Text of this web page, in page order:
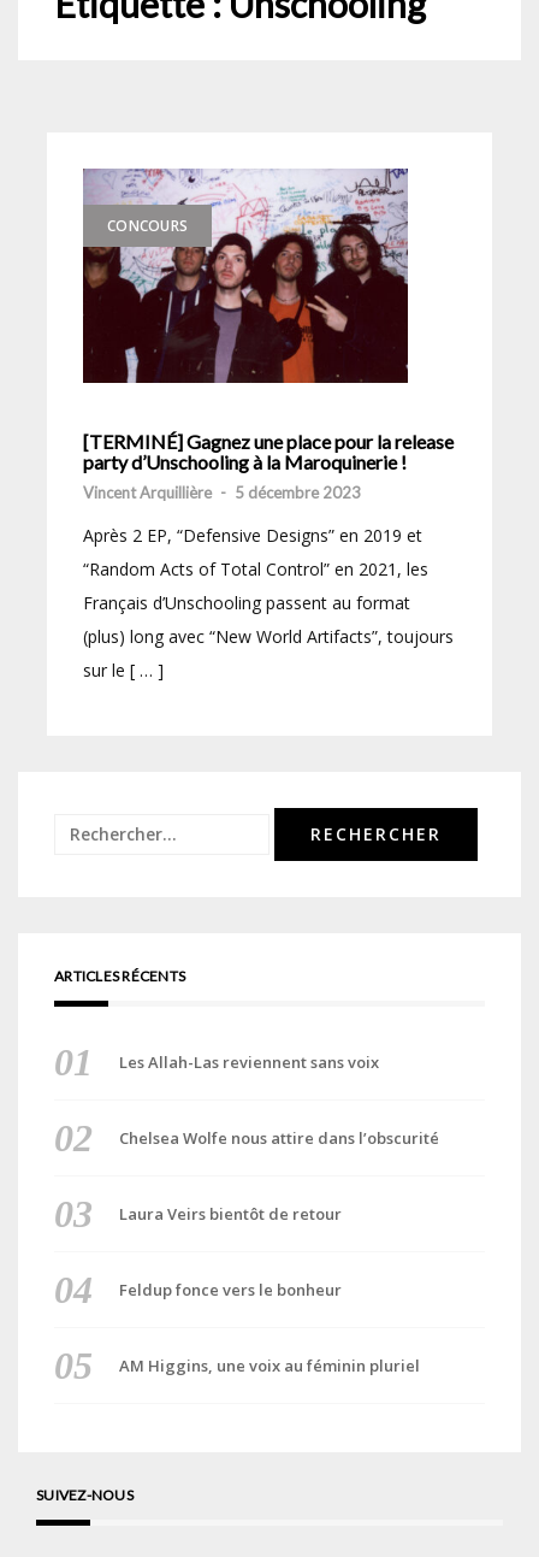
CONCOURS
[TERMINÉ] Gagnez une place pour la release
party d’Unschooling à la Maroquinerie !
Vincent Arquillière - 5 décembre 2023
Après 2 EP, “Defensive Designs” en 2019 et
“Random Acts of Total Control” en 2021, les
Français d’Unschooling passent au format
(plus) long avec “New World Artifacts”, toujours
sur le [ … ]
Rechercher :
ARTICLES RÉCENTS
Les Allah-Las reviennent sans voix
Chelsea Wolfe nous attire dans l’obscurité
Laura Veirs bientôt de retour
Feldup fonce vers le bonheur
AM Higgins, une voix au féminin pluriel
SUIVEZ-NOUS